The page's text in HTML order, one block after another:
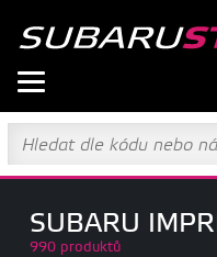
SUBARU
990 produktů